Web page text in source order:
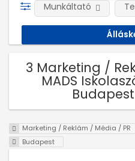
Munkáltató
3 Marketing /
MADS
Marketing / Reklám / Média / PR
Budapest